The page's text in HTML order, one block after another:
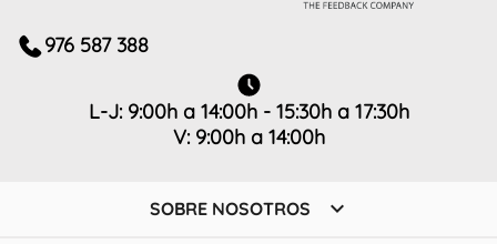
976 587 388
L-J: 9:00h a 14:00h - 15:30h a 17:30h
V: 9:00h a 14:00h
SOBRE NOSOTROS 